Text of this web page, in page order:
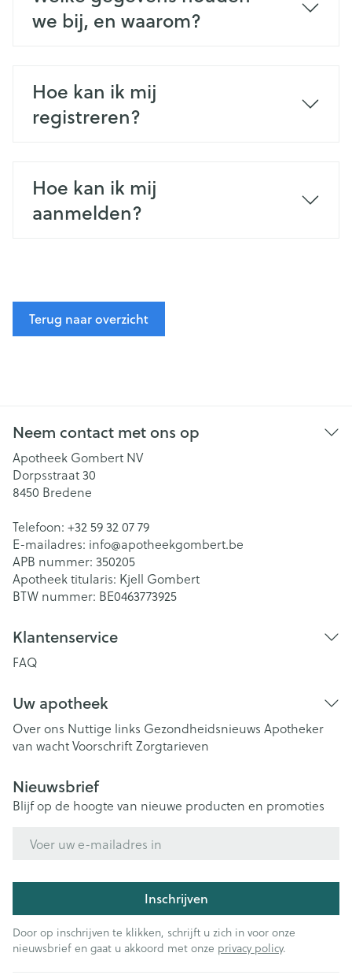
we bij, en waarom?
Hoe kan ik mij
registreren?
Hoe kan ik mij
aanmelden?
Terug naar overzicht
Neem contact met ons op
Apotheek Gombert NV
Dorpsstraat 30
8450 Bredene
Telefoon: +32 59 32 07 79
E-mailadres: info@apotheekgombert.be
APB nummer: 350205
Apotheek titularis: Kjell Gombert
BTW nummer: BE0463773925
Klantenservice
FAQ
Uw apotheek
Over ons Nuttige links Gezondheidsnieuws Apotheker
van wachtVoorschriftZorgtarieven
Nieuwsbrief
Blijf op de hoogte van nieuwe producten en promoties
Inschrijven
Door op inschrijven te klikken, schrijft u zich in voor onze
nieuwsbrief en gaat u akkoord met onze privacy policy.